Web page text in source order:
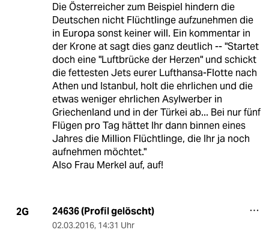
Die Österreicher zum Beispiel hindern die
Deutschen nicht Flüchtlinge aufzunehmen die
in Europa sonst keiner will. Ein kommentar in
der Krone at sagt dies ganz deutlich -- "Startet
doch eine "Luftbrücke der Herzen" und schickt
die fettesten Jets eurer Lufthansa-Flotte nach
Athen und Istanbul, holt die ehrlichen und die
etwas weniger ehrlichen Asylwerber in
Griechenland und in der Türkei ab... Bei nur fünf
Flügen pro Tag hättet Ihr dann binnen eines
Jahres die Million Flüchtlinge, die Ihr ja noch
aufnehmen möchtet."
Also Frau Merkel auf, auf!
2G 24636 (Profil gelöscht)
02.03.2016, 14:31 Uhr